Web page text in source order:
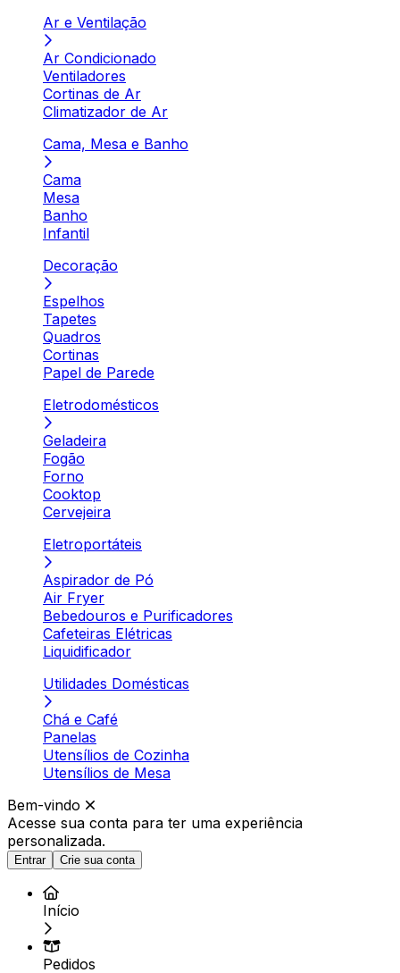
Ar e Ventilação
Ar Condicionado
Ventiladores
Cortinas de Ar
Climatizador de Ar
Cama, Mesa e Banho
Cama
Mesa
Banho
Infantil
Decoração
Espelhos
Tapetes
Quadros
Cortinas
Papel de Parede
Eletrodomésticos
Geladeira
Fogão
Forno
Cooktop
Cervejeira
Eletroportáteis
Aspirador de Pó
Air Fryer
Bebedouros e Purificadores
Cafeteiras Elétricas
Liquidificador
Utilidades Domésticas
Chá e Café
Panelas
Utensílios de Cozinha
Utensílios de Mesa
Bem-vindo
Acesse sua conta para ter uma experiência
personalizada.
Entrar Crie sua conta
Início
Pedidos